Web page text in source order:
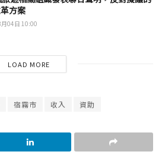
方案
04日 10:00
LOAD MORE
宿霧市 收入 資助